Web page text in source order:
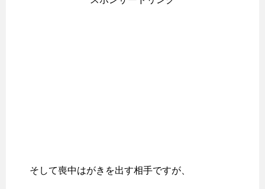
そして喪中はがきを出す相手ですが、